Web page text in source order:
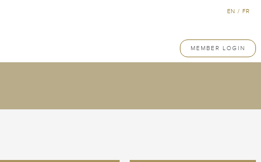
MEMBER LOGIN
EN / FR